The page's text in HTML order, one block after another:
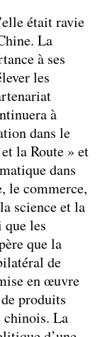
était ravie
La
à ses
les
à
dans le
la Route » et
dans
le commerce,
science et la
les
que la
de
en œuvre
produits
chinois. La